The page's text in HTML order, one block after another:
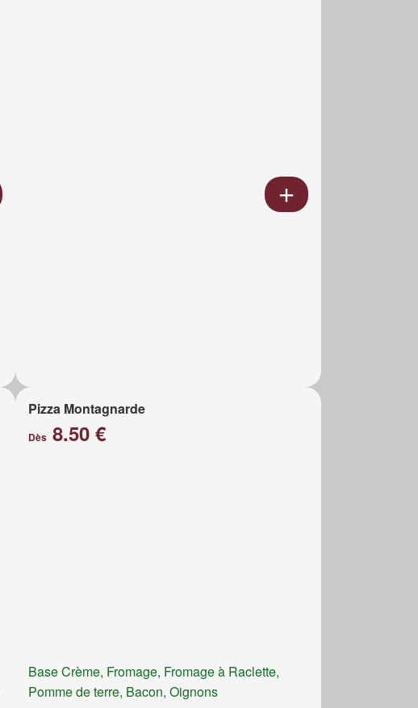
Pizza Montagnarde
Dès 8.50 €
Base Crème, Fromage, Fromage à Raclette,
Pomme de terre, Bacon, Oignons